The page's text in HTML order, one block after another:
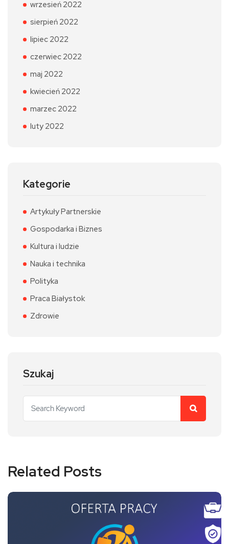
wrzesień 2022
sierpień 2022
lipiec 2022
czerwiec 2022
maj 2022
kwiecień 2022
marzec 2022
luty 2022
Kategorie
Artykuły Partnerskie
Gospodarka i Biznes
Kultura i ludzie
Nauka i technika
Polityka
Praca Białystok
Zdrowie
Szukaj
Related Posts